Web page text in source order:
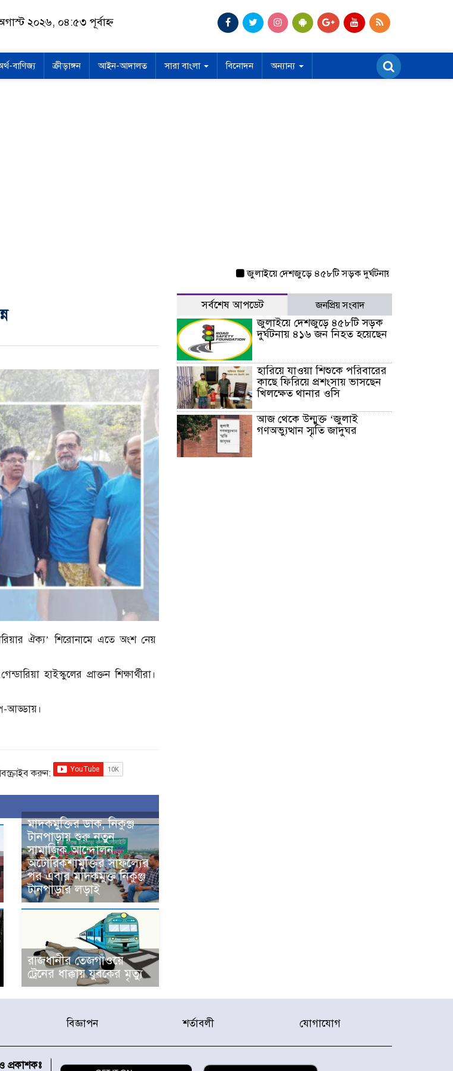
২০২৬, ০৪:৫৩ পূর্বাহ্ন
বাণিজ্য ক্রীড়াঙ্গন আইন-আদালত সারা বাংলা বিনোদন অন্যান্য
জুলাইয়ে দেশজুড়ে ৪৫৮টি সড়ক দুর্ঘটনায় ৪১৬ জন নিহত
ঐক্য’ শিরোনামে এতে অংশ নেয়
হাইস্কুলের প্রাক্তন শিক্ষার্থীরা।
আড্ডায়।
করুন:
মাদকমুক্তির ডাক, নিকুঞ্জ
টানপাড়ায় শুরু নতুন
সামাজিক আন্দোলন ,
অটোরিকশামুক্তির সাফল্যের
পর এবার মাদকমুক্ত নিকুঞ্জ
টানপাড়ার লড়াই
রাজধানীর তেজগাঁওয়ে
ট্রেনের ধাক্কায় যুবকের মৃত্যু
সর্বশেষ আপডেট জনপ্রিয় সংবাদ
জুলাইয়ে দেশজুড়ে ৪৫৮টি সড়ক
দুর্ঘটনায় ৪১৬ জন নিহত হয়েছেন
হারিয়ে যাওয়া শিশুকে পরিবারের
কাছে ফিরিয়ে প্রশংসায় ভাসছেন
খিলক্ষেত থানার ওসি
আজ থেকে উন্মুক্ত ‘জুলাই
গণঅভ্যুত্থান স্মৃতি জাদুঘর
বিজ্ঞাপন শর্তাবলী যোগাযোগ
প্রকাশকঃ